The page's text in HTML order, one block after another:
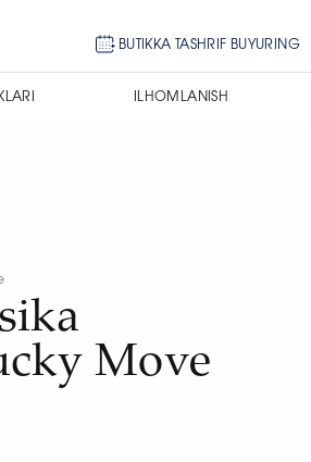
BUTIKKA TASHRIF BUYURING
ILHOMLANISH
Move